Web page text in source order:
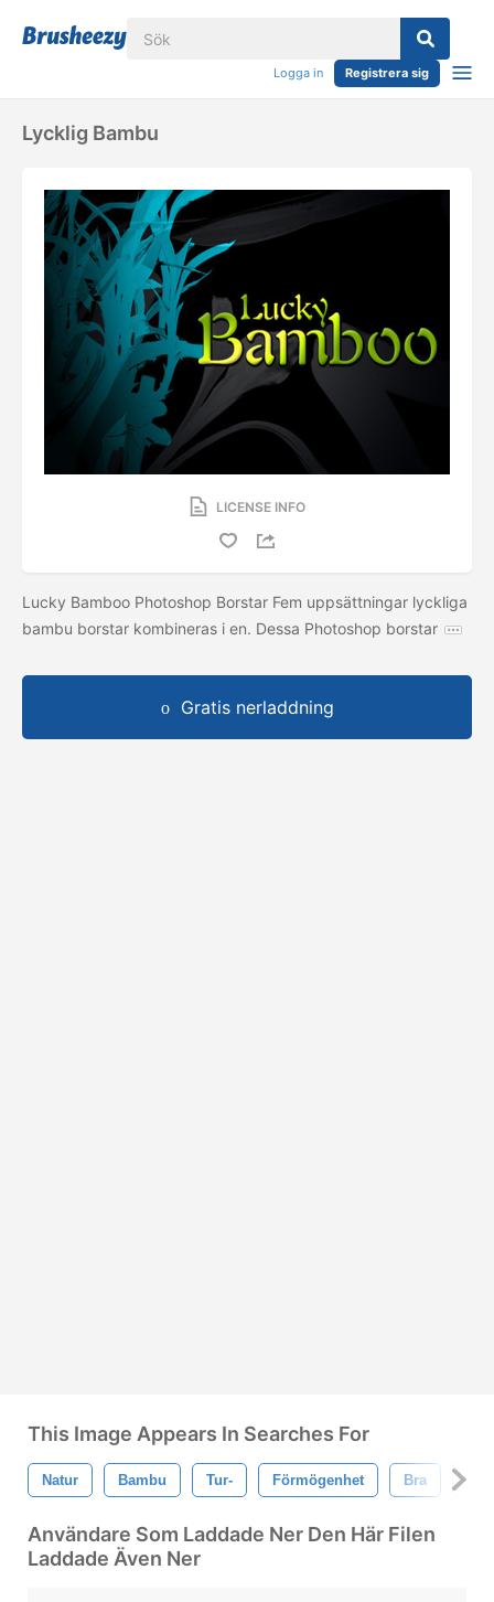
Logga in Registrera sig
Lycklig Bambu
LICENSE INFO
Lucky Bamboo Photoshop Borstar Fem uppsättningar lyckliga
bambu borstar kombineras i en. Dessa Photoshop borstar
Gratis nerladdning
This Image Appears In Searches For
Natur Bambu Tur- Förmögenhet Bra
Användare Som Laddade Ner Den Här Filen
Laddade Även Ner